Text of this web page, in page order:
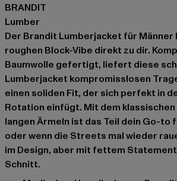
BRANDIT
Lumber
Der Brandit Lumberjacket für Männer
roughen Block-Vibe direkt zu dir.
Baumwolle gefertigt, liefert diese
Lumberjacket kompromisslosen
einen soliden Fit, der sich perfekt in
Rotation einfügt. Mit dem klassischen
langen Ärmeln ist das Teil dein Go-to
oder wenn die Streets mal wieder
im Design, aber mit fettem
Schnitt.